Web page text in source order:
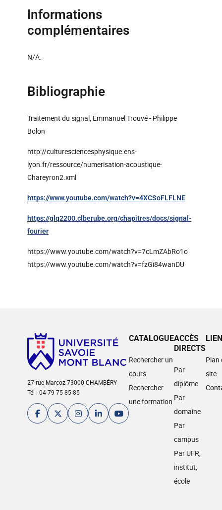
Informations
complémentaires
N/A.
Bibliographie
Traitement du signal, Emmanuel Trouvé - Philippe
Bolon
http://culturesciencesphysique.ens-
lyon.fr/ressource/numerisation-acoustique-
Chareyron2.xml
https://www.youtube.com/watch?v=4XCSoFLFLNE
https://glq2200.clberube.org/chapitres/docs/signal-
fourier
https://www.youtube.com/watch?v=7cLmZAbRo1o
https://www.youtube.com/watch?v=fzGi84wanDU
27 rue Marcoz 73000 CHAMBÉRY
Tél : 04 79 75 85 85
CATALOGUE
Rechercher un
cours
Rechercher
une formation
ACCÈS
DIRECTS
Par
diplôme
Par
domaine
Par
campus
Par UFR,
institut,
école
Plan
site